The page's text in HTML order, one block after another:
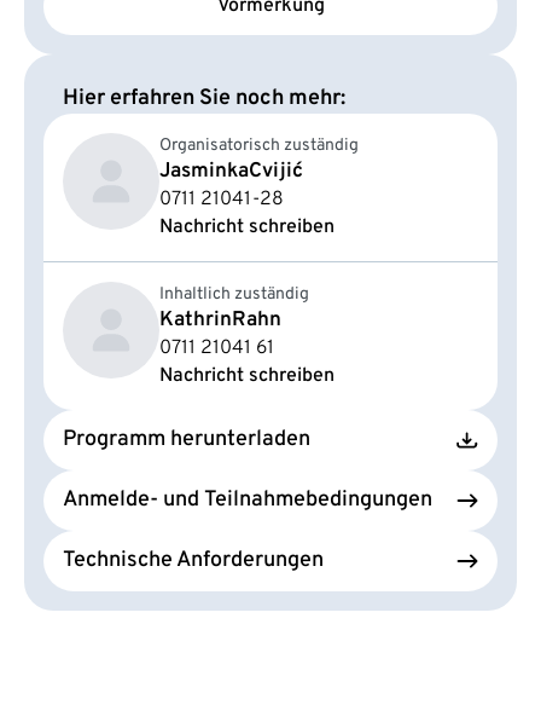
Vormerkung
Hier erfahren Sie noch mehr:
Organisatorisch zuständig
JasminkaCvijić
0711 21041-28
Nachricht schreiben
Inhaltlich zuständig
KathrinRahn
0711 21041 61
Nachricht schreiben
Programm herunterladen
Anmelde- und Teilnahmebedingungen
Technische Anforderungen